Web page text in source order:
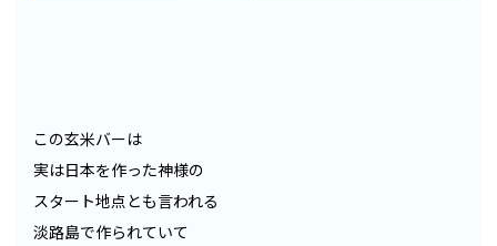
この玄米バーは
実は日本を作った神様の
スタート地点とも言われる
淡路島で作られていて